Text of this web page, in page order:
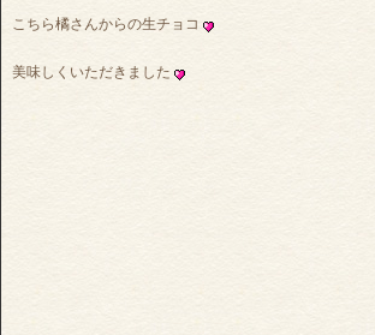
こちら橘さんからの生チョコ
美味しくいただきました